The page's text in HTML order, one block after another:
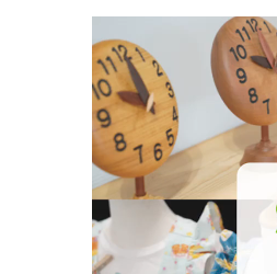
画
プ
レ
ー
ヤ
ー